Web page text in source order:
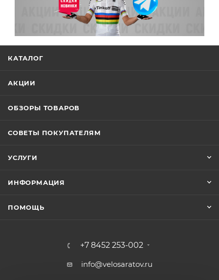
КАТАЛОГ
АКЦИИ
ОБЗОРЫ ТОВАРОВ
СОВЕТЫ ПОКУПАТЕЛЯМ
УСЛУГИ
ИНФОРМАЦИЯ
ПОМОЩЬ
+7 8452 253-002
info@velosaratov.ru